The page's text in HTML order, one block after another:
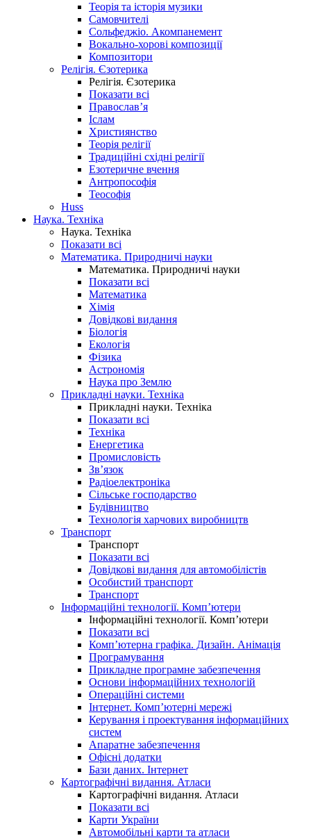
Теорія та історія музики
Самовчителі
Сольфеджіо. Акомпанемент
Вокально-хорові композиції
Композитори
Релігія. Єзотерика
Релігія. Єзотерика
Показати всі
Православ’я
Іслам
Християнство
Теорія релігії
Традиційні східні релігії
Езотеричне вчення
Антропософія
Теософія
Huss
Наука. Техніка
Наука. Техніка
Показати всі
Математика. Природничі науки
Математика. Природничі науки
Показати всі
Математика
Хімія
Довідкові видання
Біологія
Екологія
Фізика
Астрономія
Наука про Землю
Прикладні науки. Техніка
Прикладні науки. Техніка
Показати всі
Техніка
Енергетика
Промисловість
Зв’язок
Радіоелектроніка
Сільське господарство
Будівництво
Технологія харчових виробництв
Транспорт
Транспорт
Показати всі
Довідкові видання для автомобілістів
Особистий транспорт
Транспорт
Інформаційні технології. Комп’ютери
Інформаційні технології. Комп’ютери
Показати всі
Комп’ютерна графіка. Дизайн. Анімація
Програмування
Прикладне програмне забезпечення
Основи інформаційних технологій
Операційні системи
Інтернет. Комп’ютерні мережі
Керування і проектування інформаційних
систем
Апаратне забезпечення
Офісні додатки
Бази даних. Інтернет
Картографічні видання. Атласи
Картографічні видання. Атласи
Показати всі
Карти України
Автомобільні карти та атласи